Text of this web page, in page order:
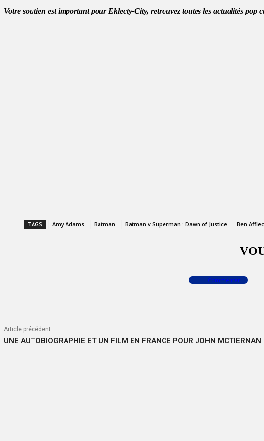
Votre soutien est important pour Eklecty-City, retrouvez toutes les actualités pop
TAGS Amy Adams Batman Batman v Superman : Dawn of Justice Ben
Commenter
Article précédent
UNE AUTOBIOGRAPHIE ET UN FILM EN FRANCE POUR JOHN MCTIERNAN